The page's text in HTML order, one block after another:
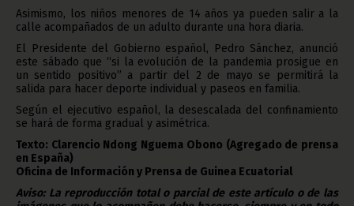
Asimismo, los niños menores de 14 años ya pueden salir a la
calle acompañados de un adulto durante una hora diaria.
El Presidente del Gobierno español, Pedro Sánchez, anunció
este sábado que “si la evolución de la pandemia prosigue en
un sentido positivo” a partir del 2 de mayo se permitirá la
salida para hacer deporte individual y paseos en familia.
Según el ejecutivo español, la desescalada del confinamiento
se hará de forma gradual y asimétrica.
Texto: Clarencio Ndong Nguema Obono (Agregado de prensa
en España)
Oficina de Información y Prensa de Guinea Ecuatorial
Aviso: La reproducción total o parcial de este artículo o de las